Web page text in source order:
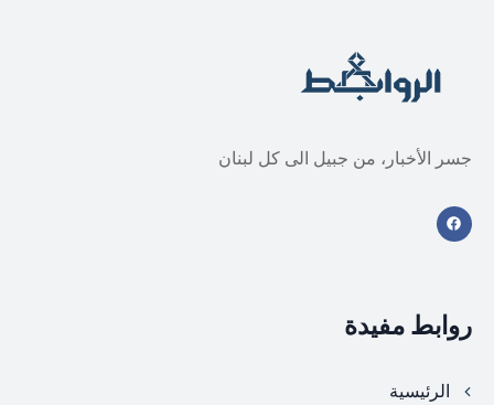
جسر الأخبار، من جبيل الى كل لبنان
روابط مفيدة
الرئيسية